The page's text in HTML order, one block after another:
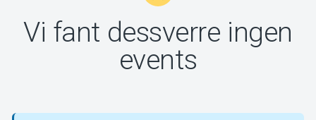
Support
Vi fant dessverre ingen
events